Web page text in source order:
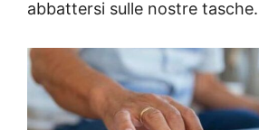
abbattersi sulle nostre tasche.